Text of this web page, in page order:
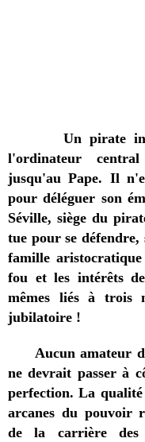
Un pirate
l'ordinateur
jusqu'auPape. Il
pour déléguer son
Séville, siège du
tue pour se défendre,
famille
fou et les intérêts
mêmes liés à trois
jubilatoire !
Aucun amateur
ne devrait passer à
perfection. La
arcanes du pouvoir
de la carrière des